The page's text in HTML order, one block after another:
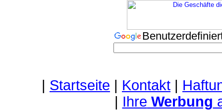
| Startseite | Kontakt |
| Ihre Werbung